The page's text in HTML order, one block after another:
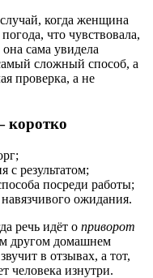
когда женщина
что чувствовала,
сама увидела
сложный способ, а
проверка, а не
коротко
с результатом;
посреди работы;
ожидания.
речь идёт о приворот
другом домашнем
в отзывах, а тот,
человека изнутри.